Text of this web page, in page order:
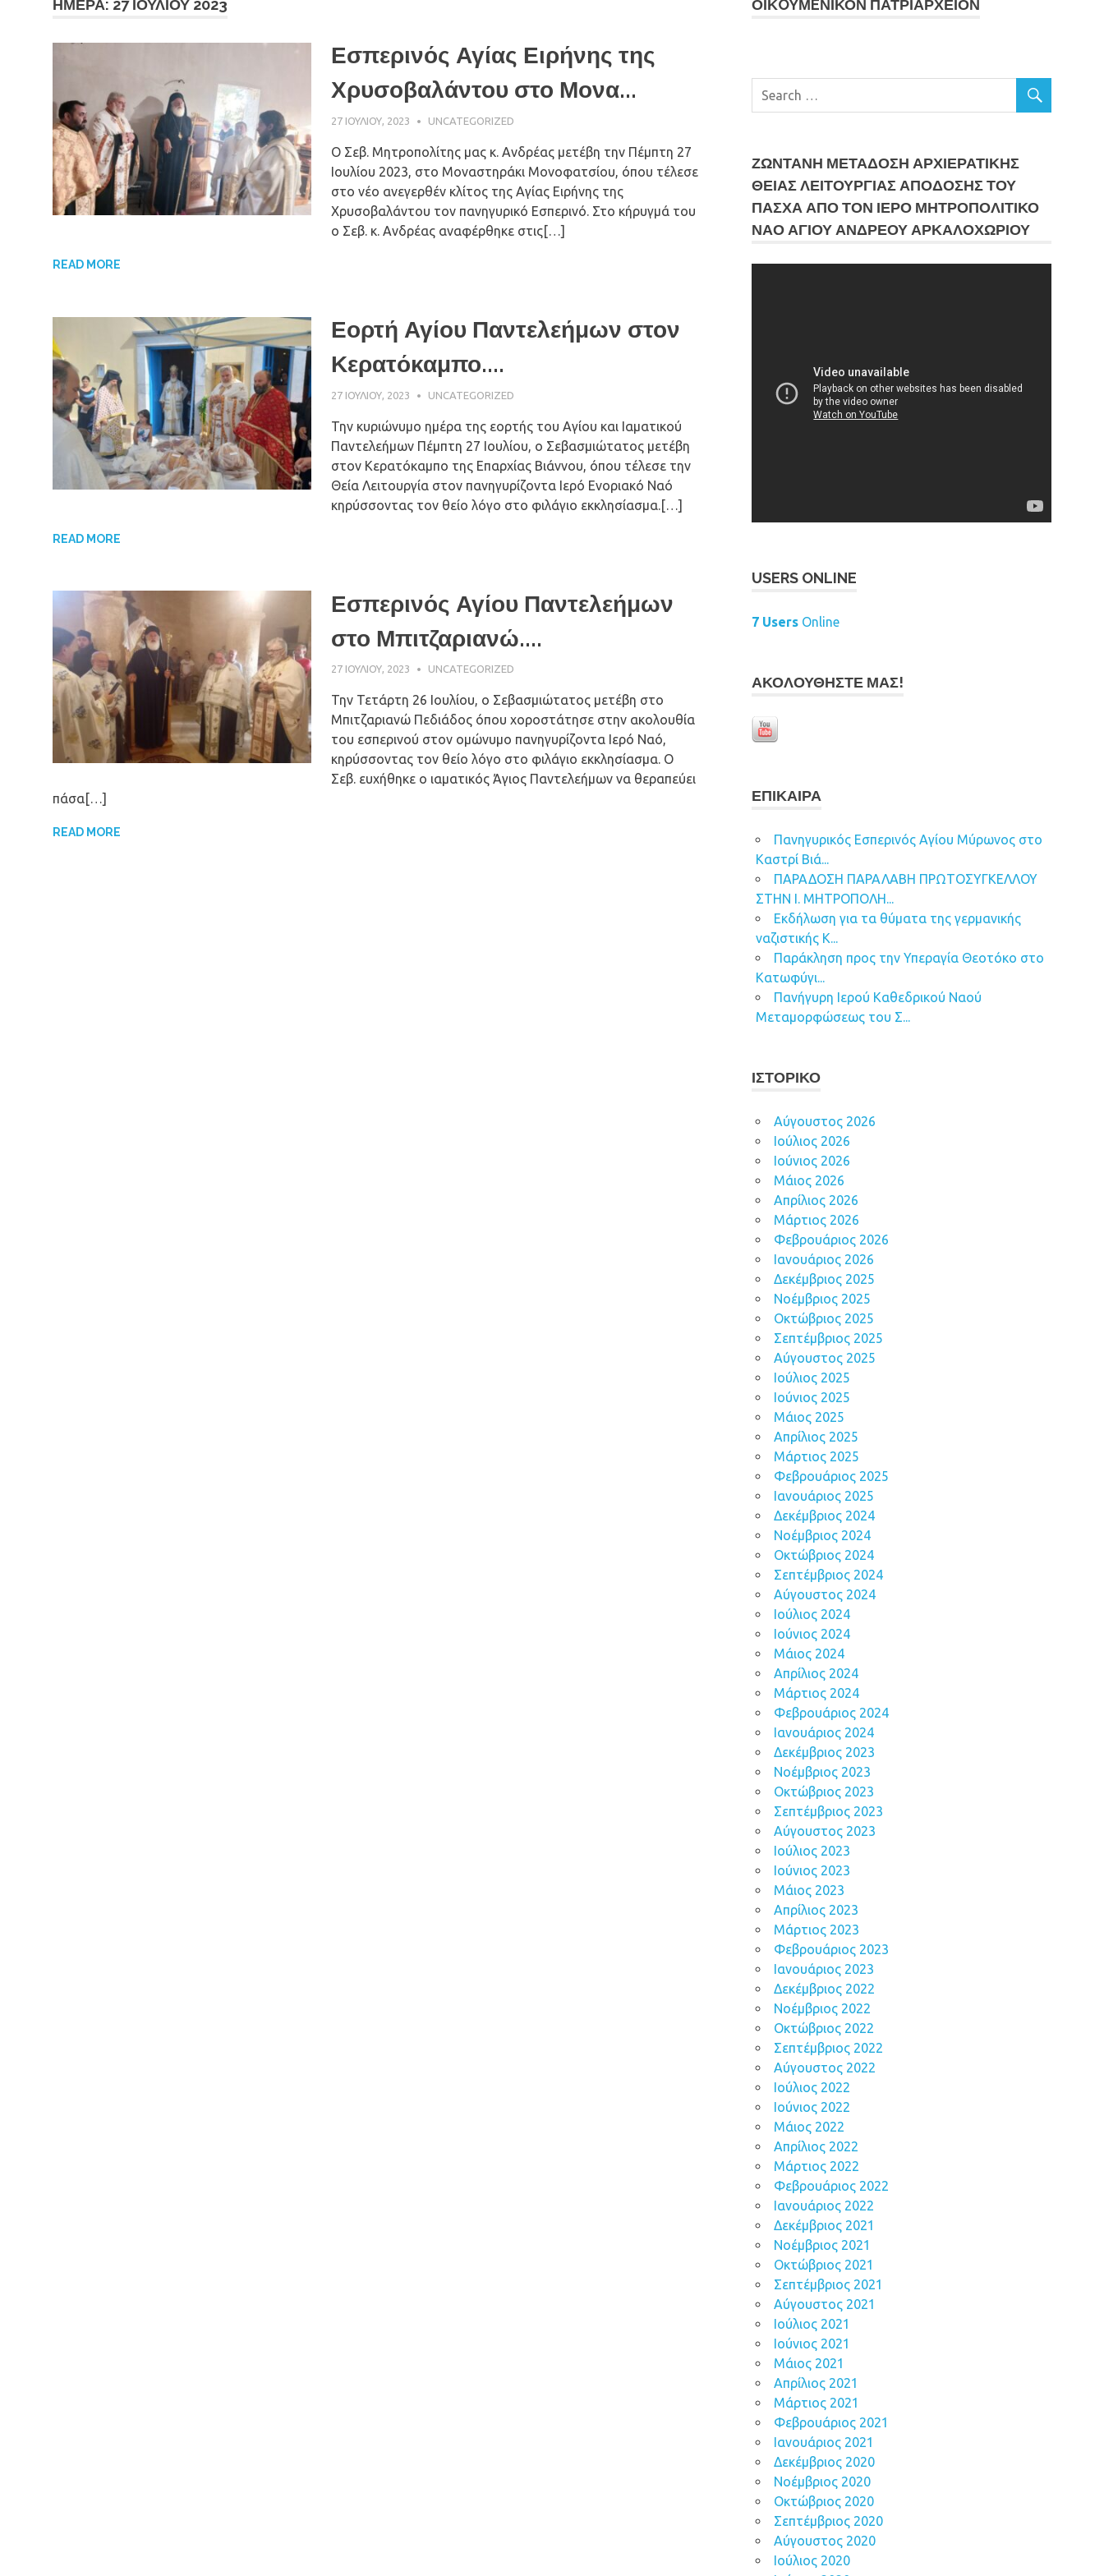
ΗΜΈΡΑ: 27 ΙΟΥΛΊΟΥ 2023
Εσπερινός Αγίας Ειρήνης της
Χρυσοβαλάντου στο Μονα...
27 ΙΟΥΛΊΟΥ, 2023 ΠΑΤΉΡ ΜΙΧΑΉΛ ΠΑΠΑΪΩΆΝΝΟΥ
UNCATEGORIZED
Ο Σεβ. Μητροπολίτης μας κ. Ανδρέας μετέβη την Πέμπτη 27
Ιουλίου 2023, στο Μοναστηράκι Μονοφατσίου, όπου τέλεσε
στο νέο ανεγερθέν κλίτος της Αγίας Ειρήνης της
Χρυσοβαλάντου τον πανηγυρικό Eσπερινό. Στο κήρυγμά του
ο Σεβ. κ. Ανδρέας αναφέρθηκε στις[…]
READ MORE
Εορτή Αγίου Παντελεήμων στον
Κερατόκαμπο....
27 ΙΟΥΛΊΟΥ, 2023 ΠΑΤΉΡ ΜΙΧΑΉΛ ΠΑΠΑΪΩΆΝΝΟΥ
UNCATEGORIZED
Την κυριώνυμο ημέρα της εορτής του Αγίου και Ιαματικού
Παντελεήμων Πέμπτη 27 Ιουλίου, ο Σεβασμιώτατος μετέβη
στον Κερατόκαμπο της Επαρχίας Βιάννου, όπου τέλεσε την
Θεία Λειτουργία στον πανηγυρίζοντα Ιερό Ενοριακό Ναό
κηρύσσοντας τον θείο λόγο στο φιλάγιο εκκλησίασμα.[…]
READ MORE
Εσπερινός Αγίου Παντελεήμων
στο Μπιτζαριανώ....
27 ΙΟΥΛΊΟΥ, 2023 ΠΑΤΉΡ ΜΙΧΑΉΛ ΠΑΠΑΪΩΆΝΝΟΥ
UNCATEGORIZED
Την Τετάρτη 26 Ιουλίου, ο Σεβασμιώτατος μετέβη στο
Μπιτζαριανώ Πεδιάδος όπου χοροστάτησε στην ακολουθία
του εσπερινού στον ομώνυμο πανηγυρίζοντα Ιερό Ναό,
κηρύσσοντας τον θείο λόγο στο φιλάγιο εκκλησίασμα. Ο
Σεβ. ευχήθηκε ο ιαματικός Άγιος Παντελεήμων να θεραπεύει
πάσα[…]
READ MORE
ΟΙΚOYΜEΝΙΚΟΝ ΠΑΤΡΙΑΡΧΕΙΟΝ
ΖΩΝΤΑΝΗ ΜΕΤΆΔΟΣΗ ΑΡΧΙΕΡΑΤΙΚΗΣ
ΘΕΙΑΣ ΛΕΙΤΟΥΡΓΙΑΣ ΑΠΟΔΟΣΗΣ ΤΟΥ
ΠΑΣΧΑ ΑΠΟ ΤΟΝ ΙΕΡΟ ΜΗΤΡΟΠΟΛΙΤΙΚΟ
ΝΑΟ ΑΓΙΟΥ ΑΝΔΡΕΟΥ ΑΡΚΑΛΟΧΩΡΙΟΥ
USERS ONLINE
7 Users Online
ΑΚΟΛΟΥΘΉΣΤΕ ΜΑΣ!
ΕΠΊΚΑΙΡΑ
Πανηγυρικός Εσπερινός Αγίου Μύρωνος στο
Καστρί Βιά...
ΠΑΡΑΔΟΣΗ ΠΑΡΑΛΑΒΗ ΠΡΩΤΟΣΥΓΚΕΛΛΟΥ
ΣΤΗΝ Ι. ΜΗΤΡΟΠΟΛΗ...
Εκδήλωση για τα θύματα της γερμανικής
ναζιστικής Κ...
Παράκληση προς την Υπεραγία Θεοτόκο στο
Κατωφύγι...
Πανήγυρη Ιερού Καθεδρικού Ναού
Μεταμορφώσεως του Σ...
ΙΣΤΟΡΙΚΌ
Αύγουστος 2026
Ιούλιος 2026
Ιούνιος 2026
Μάιος 2026
Απρίλιος 2026
Μάρτιος 2026
Φεβρουάριος 2026
Ιανουάριος 2026
Δεκέμβριος 2025
Νοέμβριος 2025
Οκτώβριος 2025
Σεπτέμβριος 2025
Αύγουστος 2025
Ιούλιος 2025
Ιούνιος 2025
Μάιος 2025
Απρίλιος 2025
Μάρτιος 2025
Φεβρουάριος 2025
Ιανουάριος 2025
Δεκέμβριος 2024
Νοέμβριος 2024
Οκτώβριος 2024
Σεπτέμβριος 2024
Αύγουστος 2024
Ιούλιος 2024
Ιούνιος 2024
Μάιος 2024
Απρίλιος 2024
Μάρτιος 2024
Φεβρουάριος 2024
Ιανουάριος 2024
Δεκέμβριος 2023
Νοέμβριος 2023
Οκτώβριος 2023
Σεπτέμβριος 2023
Αύγουστος 2023
Ιούλιος 2023
Ιούνιος 2023
Μάιος 2023
Απρίλιος 2023
Μάρτιος 2023
Φεβρουάριος 2023
Ιανουάριος 2023
Δεκέμβριος 2022
Νοέμβριος 2022
Οκτώβριος 2022
Σεπτέμβριος 2022
Αύγουστος 2022
Ιούλιος 2022
Ιούνιος 2022
Μάιος 2022
Απρίλιος 2022
Μάρτιος 2022
Φεβρουάριος 2022
Ιανουάριος 2022
Δεκέμβριος 2021
Νοέμβριος 2021
Οκτώβριος 2021
Σεπτέμβριος 2021
Αύγουστος 2021
Ιούλιος 2021
Ιούνιος 2021
Μάιος 2021
Απρίλιος 2021
Μάρτιος 2021
Φεβρουάριος 2021
Ιανουάριος 2021
Δεκέμβριος 2020
Νοέμβριος 2020
Οκτώβριος 2020
Σεπτέμβριος 2020
Αύγουστος 2020
Ιούλιος 2020